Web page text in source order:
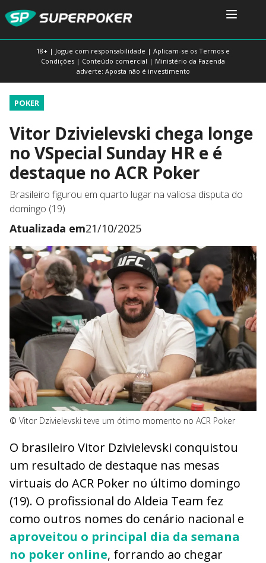
18+ | Jogue com responsabilidade | Aplicam-se os Termos e
Condições | Conteúdo comercial | Ministério da Fazenda
adverte: Aposta não é investimento
POKER
Vitor Dzivielevski chega longe
no VSpecial Sunday HR e é
destaque no ACR Poker
Brasileiro figurou em quarto lugar na valiosa disputa do
domingo (19)
Atualizada em21/10/2025
© Vitor Dzivielevski teve um ótimo momento no ACR Poker
O brasileiro Vitor Dzivielevski conquistou
um resultado de destaque nas mesas
virtuais do ACR Poker no último domingo
(19). O profissional do Aldeia Team fez
como outros nomes do cenário nacional e
aproveitou o principal dia da semana
no poker online, forrando ao chegar